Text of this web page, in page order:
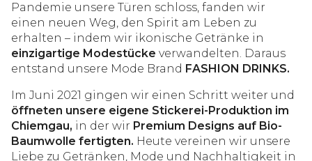
Pandemie unsere Türen schloss, fanden wir
einen neuen Weg, den Spirit am Leben zu
erhalten – indem wir ikonische Getränke in
einzigartige Modestücke verwandelten. Daraus
entstand unsere Mode Brand FASHION DRINKS.
Im Juni 2021 gingen wir einen Schritt weiter und
öffneten unsere eigene Stickerei-Produktion im
Chiemgau, in der wir Premium Designs auf Bio-
Baumwolle fertigten. Heute vereinen wir unsere
Liebe zu Getränken, Mode und Nachhaltigkeit in